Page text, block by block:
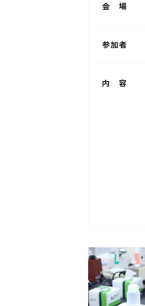
会 場
参加者
内 容